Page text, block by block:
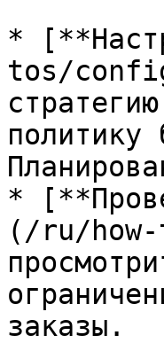
*
tos/
политику
*
(/ru/
заказы.